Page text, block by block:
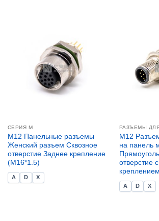
СЕРИЯ М
M12 Панельные разъемы
Женский разъем Сквозное
отверстие Заднее крепление
(M16*1.5)
A D X
M12
на панель
отверстие
креплением
A D X